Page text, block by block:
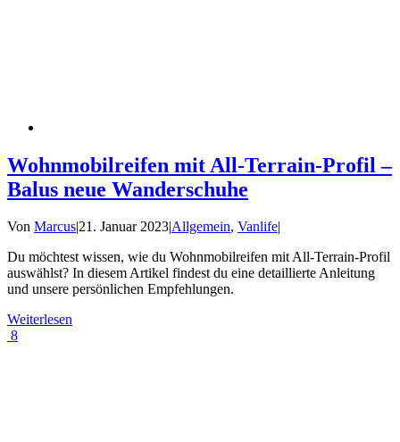
Wohnmobilreifen mit All-Terrain-Profil –
Balus neue Wanderschuhe
Von Marcus|21. Januar 2023|Allgemein, Vanlife|
Du möchtest wissen, wie du Wohnmobilreifen mit All-Terrain-Profil
auswählst? In diesem Artikel findest du eine detaillierte Anleitung
und unsere persönlichen Empfehlungen.
Weiterlesen
8